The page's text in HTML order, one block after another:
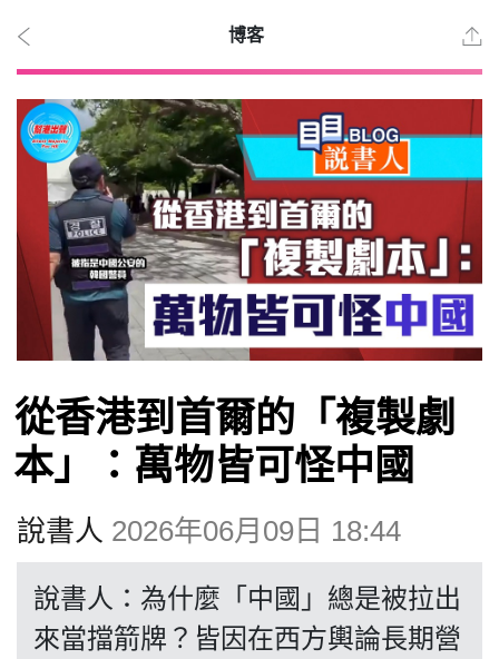
2026
年 8
月 8
日
時事
觀點
投票
博客
從香港到首爾的「複製劇
本」：萬物皆可怪中國
說書人 2026年06月09日 18:44
說書人：為什麼「中國」總是被拉出
來當擋箭牌？皆因在西方輿論長期營